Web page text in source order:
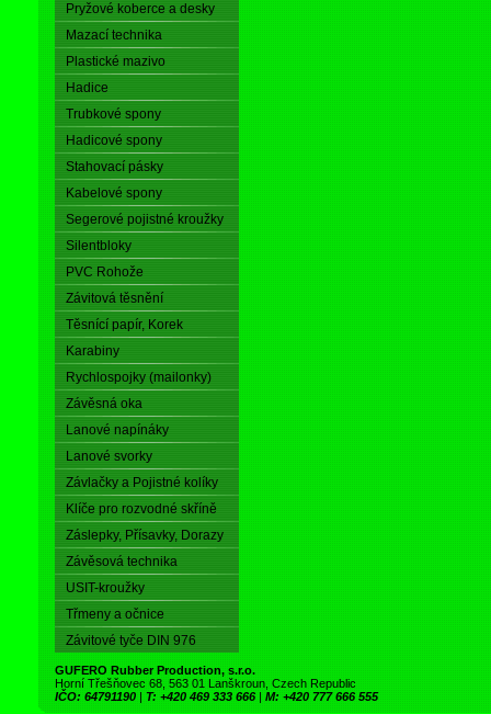
Pryžové koberce a desky
Mazací technika
Plastické mazivo
Hadice
Trubkové spony
Hadicové spony
Stahovací pásky
Kabelové spony
Segerové pojistné kroužky
Silentbloky
PVC Rohože
Závitová těsnění
Těsnící papír, Korek
Karabiny
Rychlospojky (mailonky)
Závěsná oka
Lanové napínáky
Lanové svorky
Závlačky a Pojistné kolíky
Klíče pro rozvodné skříně
Záslepky, Přísavky, Dorazy
Závěsová technika
USIT-kroužky
Třmeny a očnice
Závitové tyče DIN 976
GUFERO Rubber Production, s.r.o.
Horní Třešňovec 68, 563 01 Lanškroun, Czech Republic
IČO: 64791190 | T: +420 469 333 666 | M: +420 777 666 555